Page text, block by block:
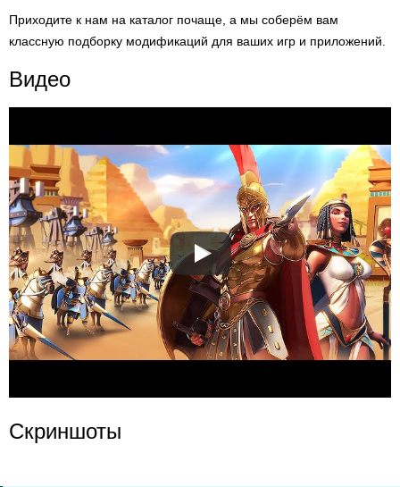
Приходите к нам на каталог почаще, а мы соберём вам
классную подборку модификаций для ваших игр и приложений.
Видео
Скриншоты